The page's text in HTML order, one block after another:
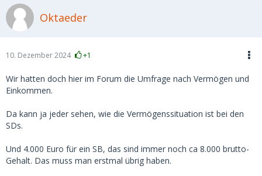
Daher glaube ich schon, dass es genug Kerle gibt, die, wenn
Für mich persönlich ist das nix, zum einen weil 4k für mich
wiederhole, Frauen die so hohe Vorstellungen haben, tun es
i.d.R. nur fürs Geld und dann ist der Sex meist mies. Sprich,
übersteigt, steigt zwar der Preis, aber die "Leistung" steigt
nicht mehr mit.
Oktaeder
10. Dezember 2024 +1
Wir hatten doch hier im Forum die Umfrage nach Vermögen und
Einkommen.
Da kann ja jeder sehen, wie die Vermögenssituation ist bei den
SDs.
Und 4.000 Euro für ein SB, das sind immer noch ca 8.000 brutto-
Gehalt. Das muss man erstmal übrig haben.